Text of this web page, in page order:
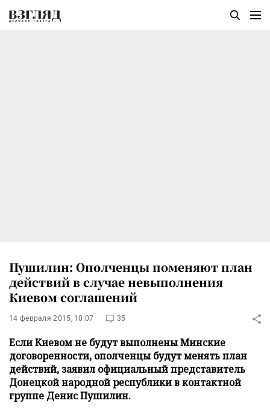
Пушилин: Ополченцы поменяют план
действий в случае невыполнения
Киевом соглашений
14 февраля 2015, 10:07 35
Если Киевом не будут выполнены Минские
договоренности, ополченцы будут менять план
действий, заявил официальный представитель
Донецкой народной республики в контактной
группе Денис Пушилин.